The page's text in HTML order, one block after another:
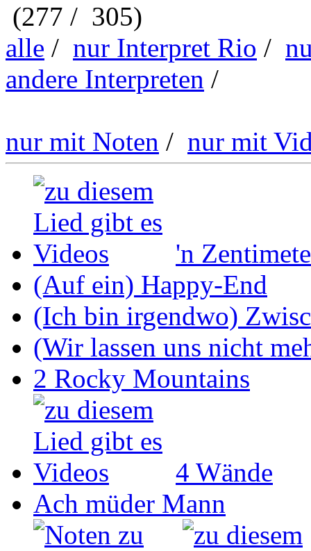
(277 / 305)
alle / nur Interpret Rio /
andere Interpreten /
nur mit Noten / nur mit
'n
(Auf ein) Happy-End
(Ich bin irgendwo)
(Wir lassen uns nicht
2 Rocky Mountains
4 Wände
Ach müder Mann